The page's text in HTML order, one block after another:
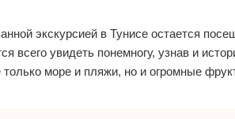
экскурсией в Тунисе остается
увидеть понемногу, узнав и
море и пляжи, но и огромные